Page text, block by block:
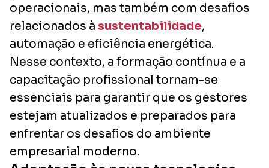
operacionais, mas também com desafios
relacionados à sustentabilidade,
automação e eficiência energética.
Nesse contexto, a formação contínua e a
capacitação profissional tornam-se
essenciais para garantir que os gestores
estejam atualizados e preparados para
enfrentar os desafios do ambiente
empresarial moderno.